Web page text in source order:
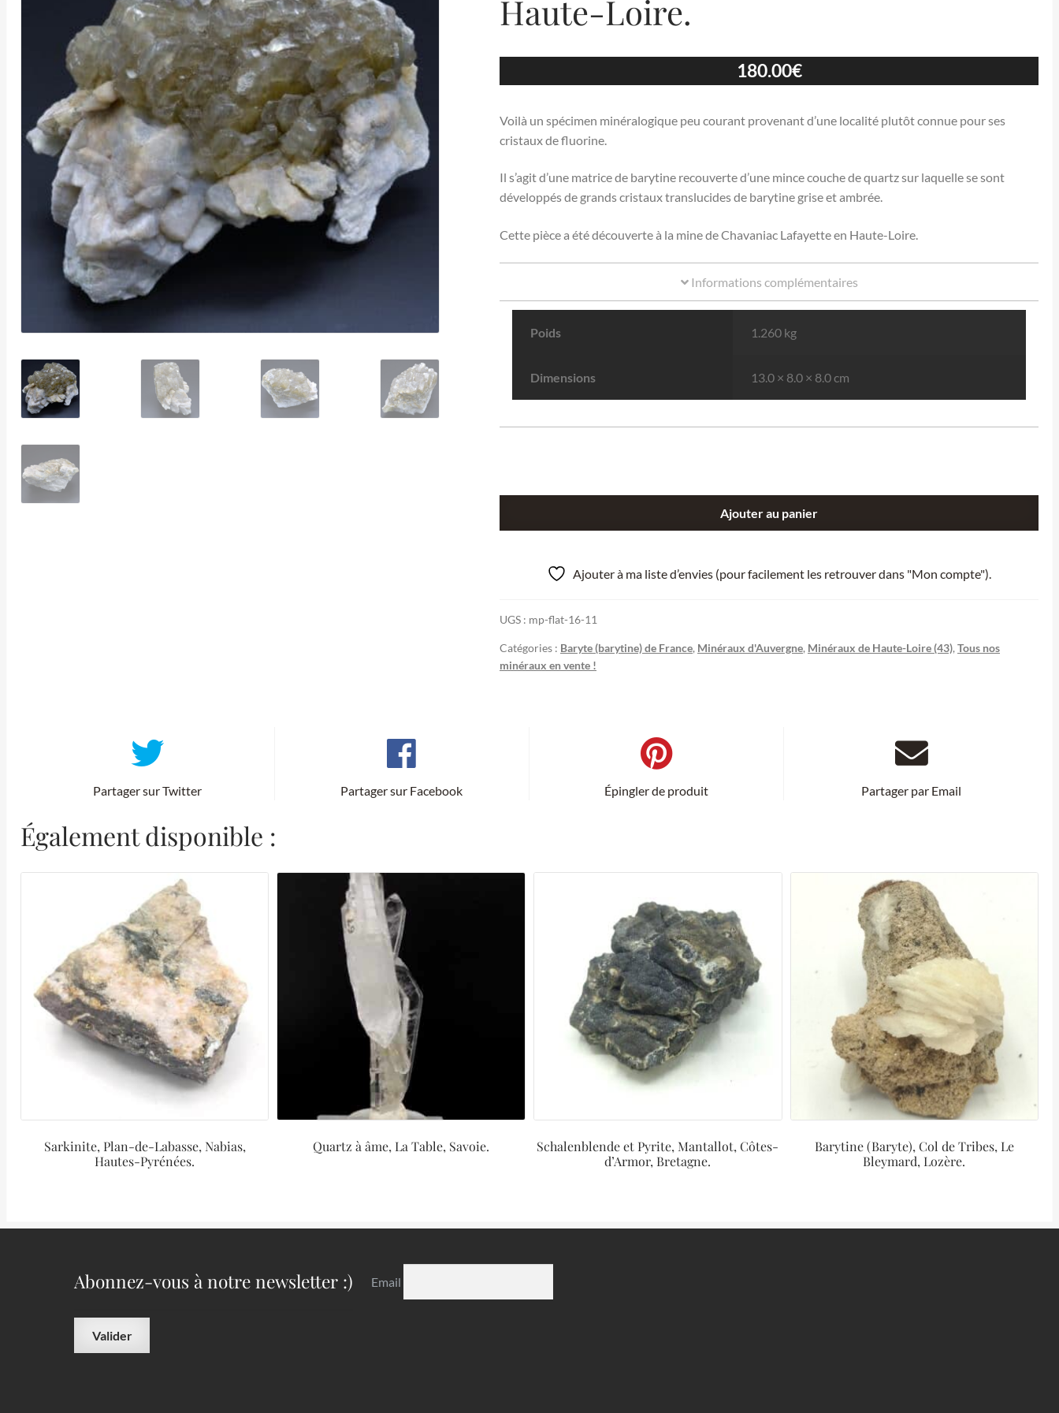
Haute-Loire.
180.00€
Voilà un spécimen minéralogique peu courant provenant d’une localité plutôt connue pour ses
cristaux de fluorine.
Il s’agit d’une matrice de barytine recouverte d’une mince couche de quartz sur laquelle se sont
développés de grands cristaux translucides de barytine grise et ambrée.
Cette pièce a été découverte à la mine de Chavaniac Lafayette en Haute-Loire.
Informations complémentaires
Poids 1.260 kg
Dimensions 13.0 × 8.0 × 8.0 cm
des
Sausses,
Chavaniac-
Ajouter au panier
Ajouter à ma liste d’envies (pour facilement les retrouver dans "Mon compte").
UGS : mp-flat-16-11
Catégories : Baryte (barytine) de France, Minéraux d'Auvergne, Minéraux de Haute-Loire (43), Tous nos
minéraux en vente !
Partager sur Twitter Partager sur Facebook Épingler de produit Partager par Email
Également disponible :
Sarkinite, Plan-de-Labasse, Nabias,
Hautes-Pyrénées.
Quartz à âme, La Table, Savoie.
Schalenblende et Pyrite, Mantallot, Côtes-
d’Armor, Bretagne.
Barytine (Baryte), Col de Tribes, Le
Bleymard, Lozère.
Abonnez-vous à notre newsletter :) Email